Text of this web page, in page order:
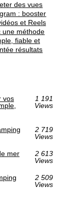
des vues
: booster
et Reels
une méthode
fiable et
résultats
vos
1 191
Views
2 719
Views
mer
2 613
Views
2 509
Views